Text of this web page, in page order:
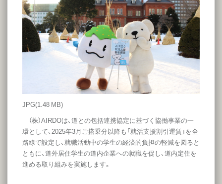
JPG(1.48 MB)
（株）AIRDOは、道との包括連携協定に基づく協働事業の一
環として、2025年3月ご搭乗分以降も「就活支援割引運賃」を全
路線で設定し、就職活動中の学生の経済的負担の軽減を図ると
ともに、道外居住学生の道内企業への就職を促し、道内定住を
進める取り組みを実施します。